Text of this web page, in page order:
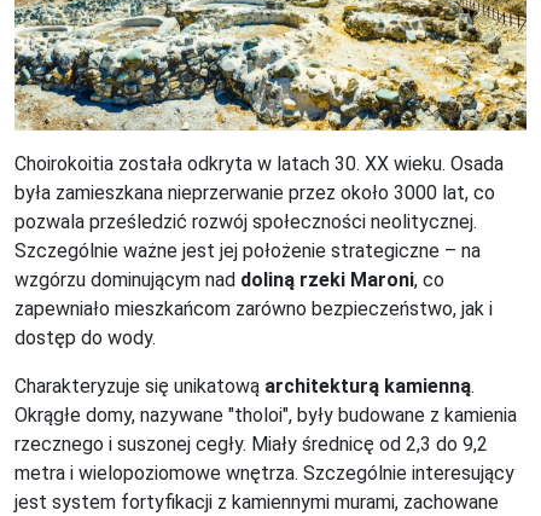
Choirokoitia została odkryta w latach 30. XX wieku. Osada
była zamieszkana nieprzerwanie przez około 3000 lat, co
pozwala prześledzić rozwój społeczności neolitycznej.
Szczególnie ważne jest jej położenie strategiczne – na
wzgórzu dominującym nad doliną rzeki Maroni, co
zapewniało mieszkańcom zarówno bezpieczeństwo, jak i
dostęp do wody.
Charakteryzuje się unikatową architekturą kamienną.
Okrągłe domy, nazywane "tholoi", były budowane z kamienia
rzecznego i suszonej cegły. Miały średnicę od 2,3 do 9,2
metra i wielopoziomowe wnętrza. Szczególnie interesujący
jest system fortyfikacji z kamiennymi murami, zachowane